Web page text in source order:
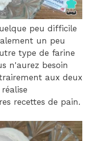
peu difficile
un peu
type de farine
n'aurez besoin
aux deux
recettes de pain.